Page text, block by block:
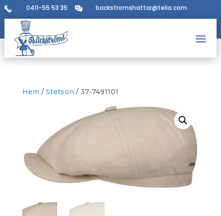
0411-55 53 35 backstromshattar@telia.com
Hem / Stetson / 37-7491101